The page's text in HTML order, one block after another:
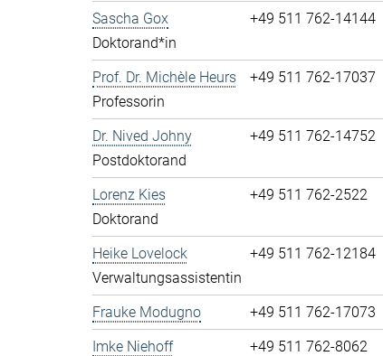
Sascha Gox
Doktorand*in
+49 511 762-14144
Prof. Dr. Michèle Heurs
Professorin
+49 511 762-17037
Dr. Nived Johny
Postdoktorand
+49 511 762-14752
Lorenz Kies
Doktorand
+49 511 762-2522
Heike Lovelock
Verwaltungsassistentin
+49 511 762-12184
Frauke Modugno +49 511 762-17073
Imke Niehoff
+49 511 762-8062